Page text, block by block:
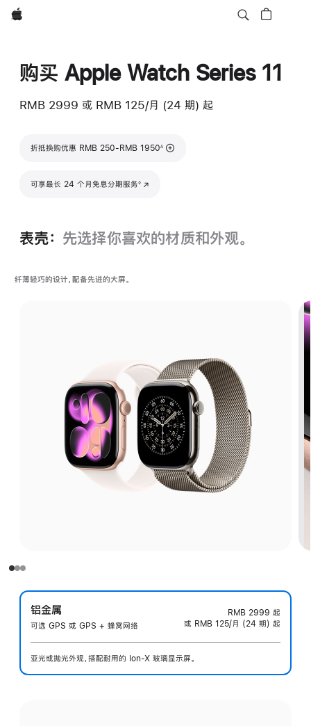
Apple
购买 Apple Watch Series 11
RMB 2999 或 RMB 125/月 (24 期) 起
折抵换购优惠 RMB 250-RMB 1950
脚注
∆
可享最长 24 个月免息分期服务◊
(在新窗口中打开)
表壳： 先选择你喜欢的材质和外观。
纤薄轻巧的设计，配备先进的大屏。
铝金属
可选 GPS 或 GPS + 蜂窝网络
RMB 2999 起
或 RMB 125/月 (24 期) 起
亚光或抛光外观，搭配耐用的 Ion-X 玻璃显示屏。